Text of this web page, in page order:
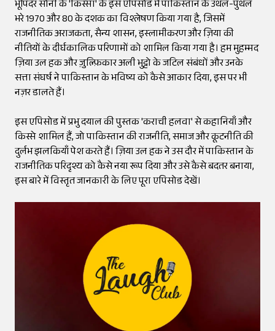
भूपिंदर सोनी के 'किस्सा' के इस एपिसोड में पाकिस्तान के उथल-पुथल
भरे 1970 और 80 के दशक का विश्लेषण किया गया है, जिसमें
राजनीतिक अराजकता, सैन्य शासन, इस्लामीकरण और ज़िया की
नीतियों के दीर्घकालिक परिणामों को शामिल किया गया है। हम मुहम्मद
ज़िया उल हक और ज़ुल्फ़िकार अली भुट्टो के जटिल संबंधों और उनके
सत्ता संघर्ष ने पाकिस्तान के भविष्य को कैसे आकार दिया, इस पर भी
नज़र डालते हैं।
इस एपिसोड में प्रभु दयाल की पुस्तक 'कराची हलवा' से कहानियाँ और
किस्से शामिल हैं, जो पाकिस्तान की राजनीति, समाज और कूटनीति की
दुर्लभ झलकियाँ पेश करते हैं। ज़िया उल हक ने उस दौर में पाकिस्तान के
राजनीतिक परिदृश्य को कैसे नया रूप दिया और उसे कैसे बदतर बनाया,
इस बारे में विस्तृत जानकारी के लिए पूरा एपिसोड देखें।